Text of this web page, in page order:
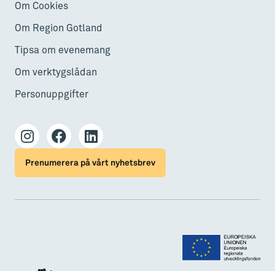
Om Cookies
Om Region Gotland
Tipsa om evenemang
Om verktygslådan
Personuppgifter
Prenumerera på vårt nyhetsbrev